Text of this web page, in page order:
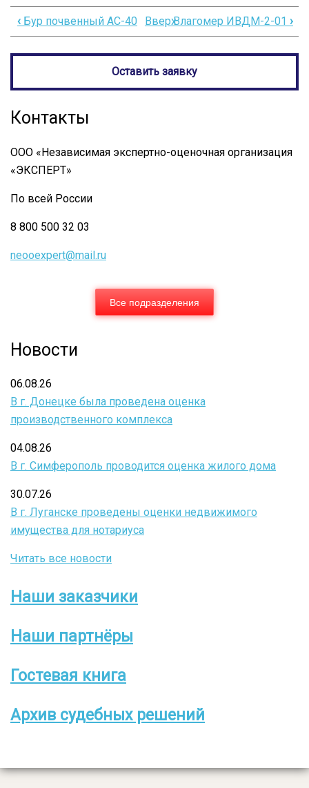
Перекрёстные
ссылки
для
Весы
M-
333
BFU
Farmer
‹ Бур почвенный АС-40 ВверхВлагомер ИВДМ-2-01 ›
Оставить заявку
Контакты
ООО «Независимая экспертно-оценочная организация
«ЭКСПЕРТ»
По всей России
8 800 500 32 03
neooexpert@mail.ru
Все подразделения
Новости
06.08.26
В г. Донецке была проведена оценка
производственного комплекса
04.08.26
В г. Симферополь проводится оценка жилого дома
30.07.26
В г. Луганске проведены оценки недвижимого
имущества для нотариуса
Читать все новости
Боковое
меню
Наши заказчики
Наши партнёры
Гостевая книга
Архив судебных решений